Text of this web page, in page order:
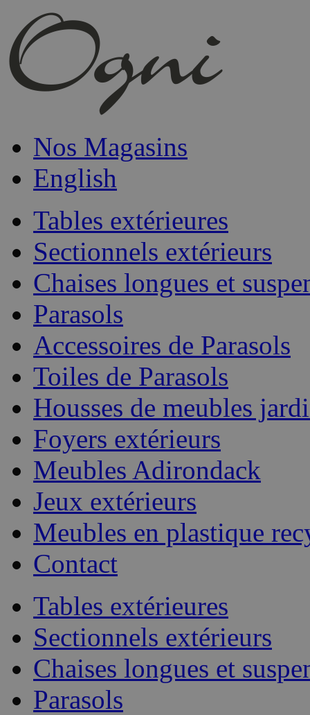
Nos Magasins
English
Tables extérieures
Sectionnels extérieurs
Chaises longues et
Parasols
Accessoires de Parasols
Toiles de Parasols
Housses de meubles
Foyers extérieurs
Meubles Adirondack
Jeux extérieurs
Meubles en plastique
Contact
Tables extérieures
Sectionnels extérieurs
Chaises longues et
Parasols